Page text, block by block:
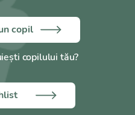
copil
copilului tău?